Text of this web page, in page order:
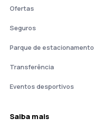
Ofertas
Seguros
Parque de estacionamento
Transferência
Eventos desportivos
Saiba mais